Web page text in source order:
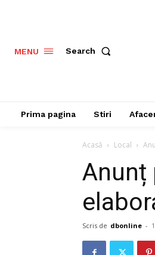
MENU Search
Prima pagina Stiri
Acasă Local
Anunț
Scris de dbonline -